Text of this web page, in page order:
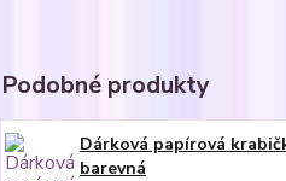
Podobné produkty
Dárková papírová
barevná